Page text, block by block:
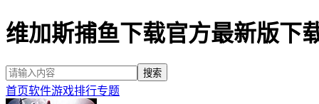
维加斯捕鱼下载官方最新版下
首页软件游戏排行专题